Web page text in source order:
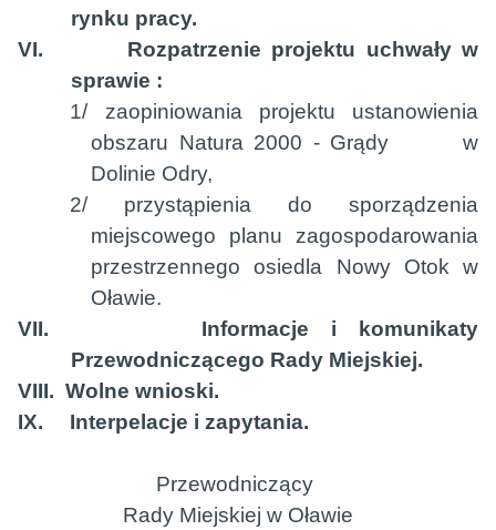
rynku pracy.
VI.
Rozpatrzenie projektu uchwały w
sprawie :
1/ zaopiniowania projektu ustanowienia
obszaru Natura 2000 - Grądy
w
Dolinie Odry,
2/ przystąpienia do sporządzenia
miejscowego planu zagospodarowania
przestrzennego osiedla Nowy Otok w
Oławie.
VII.
Informacje i komunikaty
Przewodniczącego Rady Miejskiej.
VIII. Wolne wnioski.
IX.
Interpelacje i zapytania.
Przewodniczący
Rady Miejskiej w Oławie